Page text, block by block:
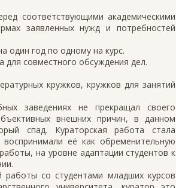
соответствующими академическими
заявленных нужд и потребностей
один год по одному на курс.
для совместного обсуждения дел.
кружков, кружков для занятий
заведениях не прекращал своего
внешних причин, в данном
спад. Кураторская работа стала
её как обременительную
на уровне адаптации студентов к
со студентами младших курсов